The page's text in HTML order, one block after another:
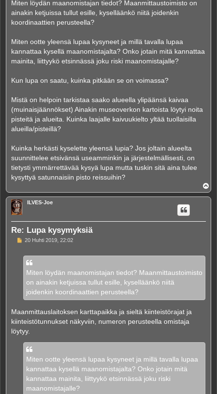
Miten löydän maanomistajan tiedot? Maanmittaustoimisto on
ainakin ketjuissa tullut esille, kyselläänkö niitä joidenkin
koordinaattien perusteella?
Miten ootte yleensä lupaa kysyneet ja millä tavalla lupaa
kannattaa kysellä maanomistajalta? Onko jotain mitä kannattaa
mainita, liittyykö etsinnässä joku riski maanomistajalle?
Kun lupa on saatu, kuinka pitkään se on voimassa?
Mistä on helpoin tarkistaa saako alueella ylipäänsä kaivaa
(muinaisjäännökset) Ainakin museoverkon kartoista löytyi noita
pisteitä ja alueita. Kuinka laajalle kaivuukielto yltää tuollaisilla
alueilla/pisteillä?
Kuinka herkästi kyselette yleensä lupia? Jos joltain alueelta
suunnittelee etsivänsä useamminkin ja järjestelmällisesti, on
tietysti ymmärrettävää kysyä lupa mutta tuskin sitä aina tulee
kysyttyä satunnaisiin pisto reissuihin?
l
ö
ILVES-Joe
Re: Lupa kysymyksiä
V
s
20 Huhti 2019, 22:02
Miten löydän maanomistajan tiedot? Maanmittaustoimisto
on ainakin ketjuissa tullut esille, kyselläänkö niitä
joidenkin koordinaattien perusteella?
Maanmittauslaitoksen karttapaikka ja sieltä kiinteistörajat ja
kiinteistötunnukset näkyviin, numeron perusteella omistaja
löytyy.
Miten ootte yleensä lupaa kysyneet ja millä tavalla lupaa
kannattaa kysellä maanomistajalta? Onko jotain mitä
kannattaa mainita, liittyykö etsinnässä joku riski
maanomistajalle?